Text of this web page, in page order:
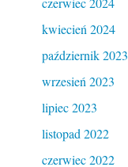
kwiecień 2024
październik 2023
wrzesień 2023
lipiec 2023
listopad 2022
czerwiec 2022